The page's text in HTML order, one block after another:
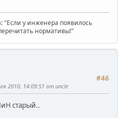
"Если у инженера появилось
нормативы!"
#46
2010, 14:09:51 от uncle
старый..